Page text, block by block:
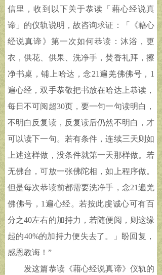
信里，收到以下关于恭读「藉心经说真
谛」的仪轨说明，故咨询求证：「《藉心
经说真谛》第一次如何恭读：沐浴，更
衣，供花、供果、洗净手，焚香礼拜，擦
净书桌，铺上哈达，念21遍羌佛佛号，1
遍心经，双手恭敬把书放在哈达上恭读，
每日不可阅超30页，要一句一句读明白，
不明白反复读，反复读后仍然不明白，才
可以读下一句。若有条件，连续三天则如
上述这样做，没条件就第一天那样做。若
无佛台，可放一张佛陀相，如上程序做。
但是每次恭读前都需要洗净手，念21遍羌
佛佛号，1遍心经。若按此虔诚心可有百
分之40左右的加持力，若随便阅，则这缘
起的40%的加持力便失去了。」盼回复，
感恩教诲！”
发这篇恭读《藉心经说真谛》仪轨的